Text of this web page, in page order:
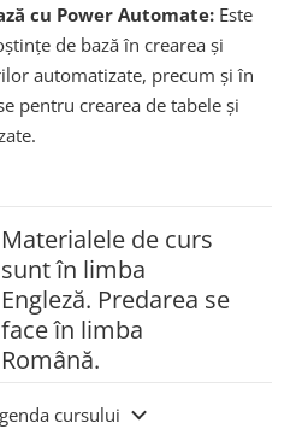
cu Power Automate:Este
de bază în crearea și
automatizate, precum și în
pentru crearea de tabele și
Materialele de curs
sunt în limba
Engleză. Predarea se
face în limba
Română.
cursului